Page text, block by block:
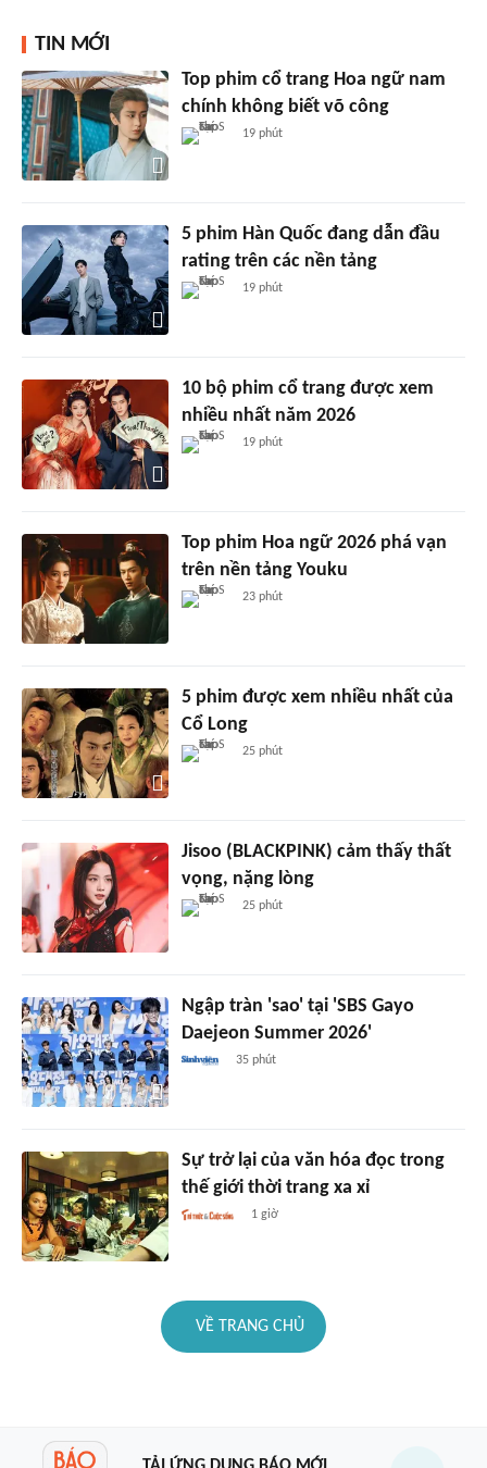
TIN MỚI
Top phim cổ trang Hoa ngữ nam
chính không biết võ công
19 phút
5 phim Hàn Quốc đang dẫn đầu
rating trên các nền tảng
19 phút
10 bộ phim cổ trang được xem
nhiều nhất năm 2026
19 phút
Top phim Hoa ngữ 2026 phá vạn
trên nền tảng Youku
23 phút
5 phim được xem nhiều nhất của
Cổ Long
25 phút
Jisoo (BLACKPINK) cảm thấy thất
vọng, nặng lòng
25 phút
Ngập tràn 'sao' tại 'SBS Gayo
Daejeon Summer 2026'
35 phút
Sự trở lại của văn hóa đọc trong
thế giới thời trang xa xỉ
1 giờ
VỀ TRANG CHỦ